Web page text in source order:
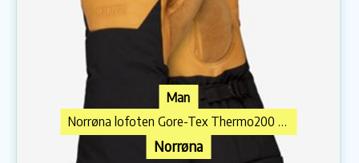
Man
Norrøna lofoten Gore-Tex Thermo200 Long Gloves U
Norrøna